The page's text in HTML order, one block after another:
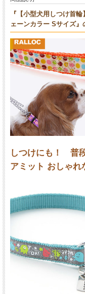
『【小型犬用しつけ首
ェーンカラー Sサイズ』
しつけにも！ 普
アミット おしゃれ